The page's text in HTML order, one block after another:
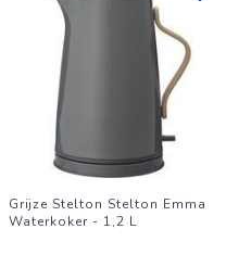
Grijze Stelton Stelton Emma
Waterkoker - 1,2 L